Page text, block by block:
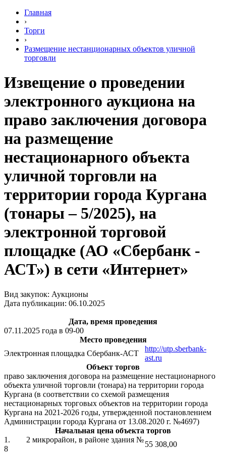
Главная
›
Торги
›
Размещение нестанционарных объектов уличной
торговли
Извещение о проведении
электронного аукциона на
право заключения договора
на размещение
нестационарного объекта
уличной торговли на
территории города Кургана
(тонары – 5/2025), на
электронной торговой
площадке (АО «Сбербанк -
АСТ») в сети «Интернет»
Вид закупок: Аукционы
Дата публикации: 06.10.2025
Дата, время проведения
07.11.2025 года в 09-00
Место проведения
Электронная площадка Сбербанк-АСТ
http://utp.sberbank-
ast.ru
Объект торгов
право заключения договора на размещение нестационарного
объекта уличной торговли (тонара) на территории города
Кургана (в соответствии со схемой размещения
нестационарных торговых объектов на территории города
Кургана на 2021-2026 годы, утвержденной постановлением
Администрации города Кургана от 13.08.2020 г. №4697)
Начальная цена объекта торгов
1. 2 микрорайон, в районе здания №
8
55 308,00